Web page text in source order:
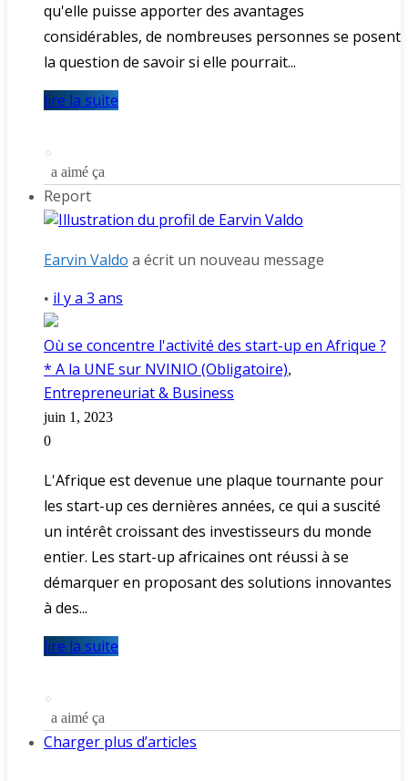
qu'elle puisse apporter des avantages
considérables, de nombreuses personnes se posent
la question de savoir si elle pourrait...
lire la suite
a aimé ça
Report
Earvin Valdo a écrit un nouveau message
• il y a 3 ans
Où se concentre l'activité des start-up en Afrique ?
* A la UNE sur NVINIO (Obligatoire),
Entrepreneuriat & Business
juin 1, 2023
0
L'Afrique est devenue une plaque tournante pour
les start-up ces dernières années, ce qui a suscité
un intérêt croissant des investisseurs du monde
entier. Les start-up africaines ont réussi à se
démarquer en proposant des solutions innovantes
à des...
lire la suite
a aimé ça
Charger plus d’articles